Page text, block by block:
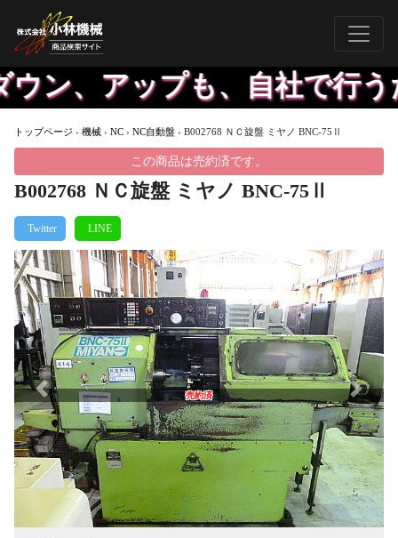
アップも、自社で行うた
トップページ › 機械 › NC › NC自動盤 › B002768 ＮＣ旋盤 ミヤノ BNC-75Ⅱ
この商品は売約済です。
B002768 ＮＣ旋盤 ミヤノ BNC-75Ⅱ
売約済
Previous Next